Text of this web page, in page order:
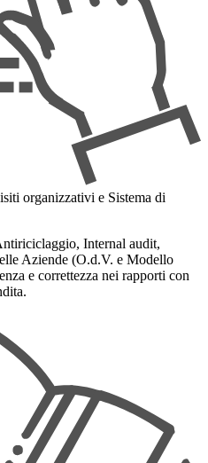
organizzativi e Sistema di
Internal audit,
Aziende (O.d.V. e Modello
e correttezza nei rapporti con